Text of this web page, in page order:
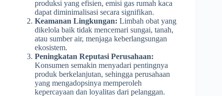
produksi yang efisien, emisi gas rumah kaca
dapat diminimalisasi secara signifikan.
Keamanan Lingkungan: Limbah obat yang
dikelola baik tidak mencemari sungai, tanah,
atau sumber air, menjaga keberlangsungan
ekosistem.
Peningkatan Reputasi Perusahaan:
Konsumen semakin menyadari pentingnya
produk berkelanjutan, sehingga perusahaan
yang mengadopsinya memperoleh
kepercayaan dan loyalitas dari pelanggan.